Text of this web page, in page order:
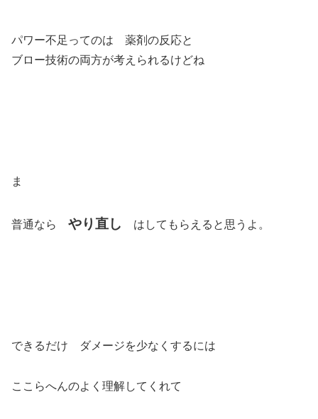
パワー不足ってのは 薬剤の反応と
ブロー技術の両方が考えられるけどね
ま
普通なら やり直し はしてもらえると思うよ。
できるだけ ダメージを少なくするには
ここらへんのよく理解してくれて